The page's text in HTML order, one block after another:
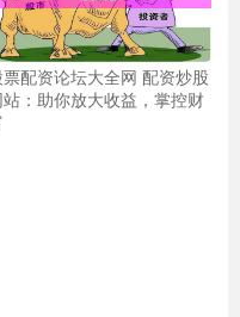
票配资论坛大全网 配资炒股
站：助你放大收益，掌控财